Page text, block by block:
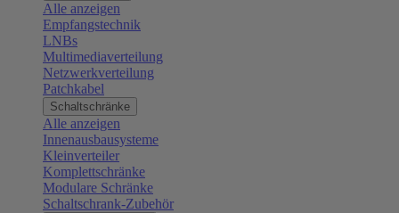
Alle anzeigen
Empfangstechnik
LNBs
Multimediaverteilung
Netzwerkverteilung
Patchkabel
Schaltschränke
Alle anzeigen
Innenausbausysteme
Kleinverteiler
Komplettschränke
Modulare Schränke
Schaltschrank-Zubehör